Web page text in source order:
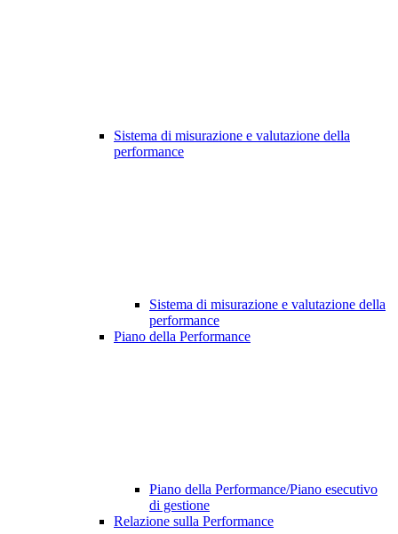
Sistema di misurazione e valutazione della
performance
Sistema di misurazione e valutazione della
performance
Piano della Performance
Piano della Performance/Piano esecutivo
di gestione
Relazione sulla Performance